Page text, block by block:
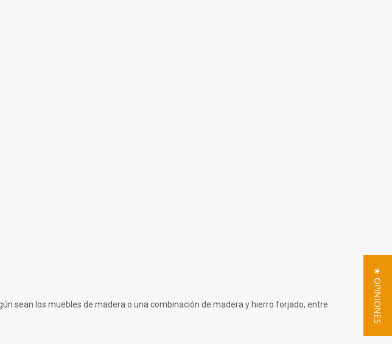
sean los muebles de madera o una combinación de madera y hierro forjado, entre
★ OPINIONES